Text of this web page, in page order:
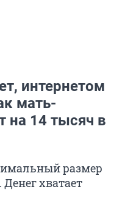
интернетом
мать-
на 14 тысяч в
размер
хватает